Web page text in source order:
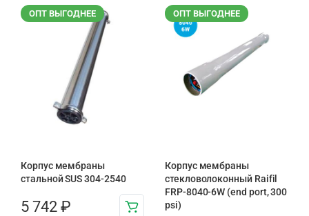
ОПТ ВЫГОДНЕЕ
Корпус мембраны
стальной SUS 304-2540
5 742 ₽
ОПТ ВЫГОДНЕЕ
Корпус мембраны
стекловолоконный Raifil
FRP-8040-6W (end port, 300
psi)